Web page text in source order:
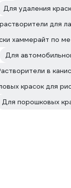
Для удаления
для
хаммерайт по
Для
в
красок для
Для порошковых